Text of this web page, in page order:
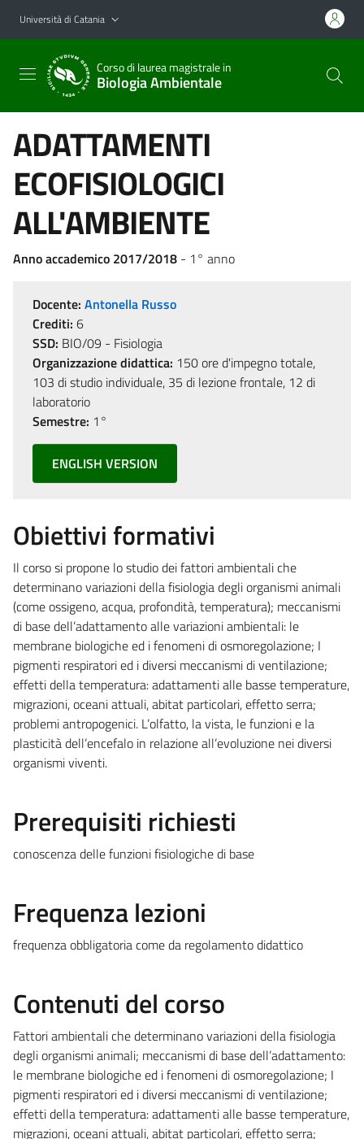
Vai al contenuto principale
Vai al menu di navigazione
Università di Catania
Corso di laurea magistrale in
Biologia Ambientale
ADATTAMENTI
ECOFISIOLOGICI
ALL'AMBIENTE
Anno accademico 2017/2018 - 1° anno
Docente: Antonella Russo
Crediti: 6
SSD: BIO/09 - Fisiologia
Organizzazione didattica: 150 ore d'impegno totale,
103 di studio individuale, 35 di lezione frontale, 12 di
laboratorio
Semestre: 1°
ENGLISH VERSION
Obiettivi formativi
Il corso si propone lo studio dei fattori ambientali che
determinano variazioni della fisiologia degli organismi animali
(come ossigeno, acqua, profondità, temperatura); meccanismi
di base dell’adattamento alle variazioni ambientali: le
membrane biologiche ed i fenomeni di osmoregolazione; I
pigmenti respiratori ed i diversi meccanismi di ventilazione;
effetti della temperatura: adattamenti alle basse temperature,
migrazioni, oceani attuali, abitat particolari, effetto serra;
problemi antropogenici. L’olfatto, la vista, le funzioni e la
plasticità dell’encefalo in relazione all’evoluzione nei diversi
organismi viventi.
Prerequisiti richiesti
conoscenza delle funzioni fisiologiche di base
Frequenza lezioni
frequenza obbligatoria come da regolamento didattico
Contenuti del corso
Fattori ambientali che determinano variazioni della fisiologia
degli organismi animali; meccanismi di base dell’adattamento:
le membrane biologiche ed i fenomeni di osmoregolazione; I
pigmenti respiratori ed i diversi meccanismi di ventilazione;
effetti della temperatura: adattamenti alle basse temperature,
migrazioni, oceani attuali, abitat particolari, effetto serra;